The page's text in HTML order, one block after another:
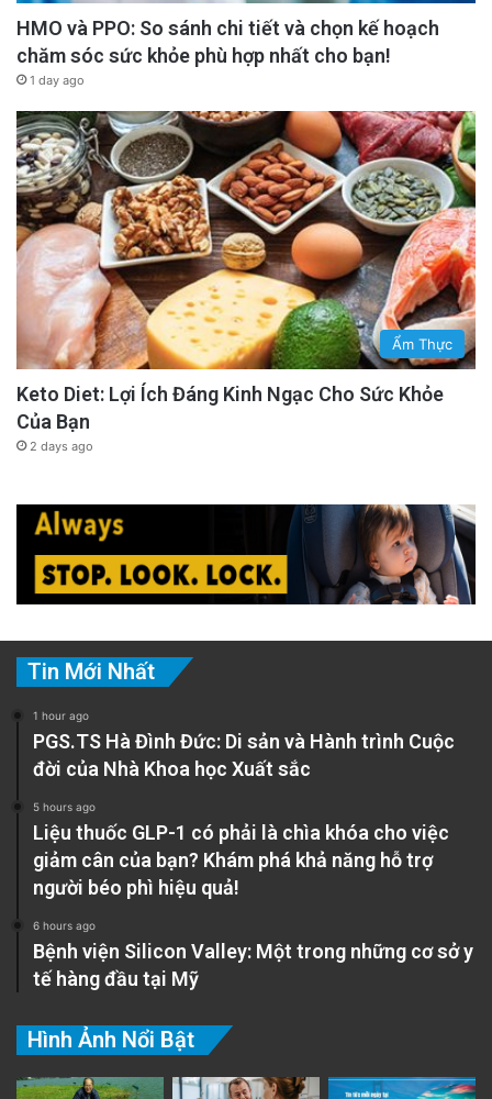
HMO và PPO: So sánh chi tiết và chọn kế hoạch
chăm sóc sức khỏe phù hợp nhất cho bạn!
1 day ago
Ẩm Thực
Keto Diet: Lợi Ích Đáng Kinh Ngạc Cho Sức Khỏe
Của Bạn
2 days ago
Tin Mới Nhất
1 hour ago
PGS.TS Hà Đình Đức: Di sản và Hành trình Cuộc
đời của Nhà Khoa học Xuất sắc
5 hours ago
Liệu thuốc GLP-1 có phải là chìa khóa cho việc
giảm cân của bạn? Khám phá khả năng hỗ trợ
người béo phì hiệu quả!
6 hours ago
Bệnh viện Silicon Valley: Một trong những cơ sở y
tế hàng đầu tại Mỹ
Hình Ảnh Nổi Bật